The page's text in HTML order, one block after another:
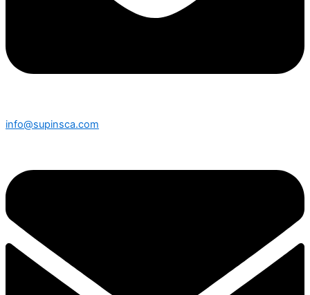
info@supinsca.com